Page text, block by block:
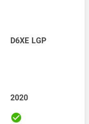
D6XE LGP
2020
check_circle